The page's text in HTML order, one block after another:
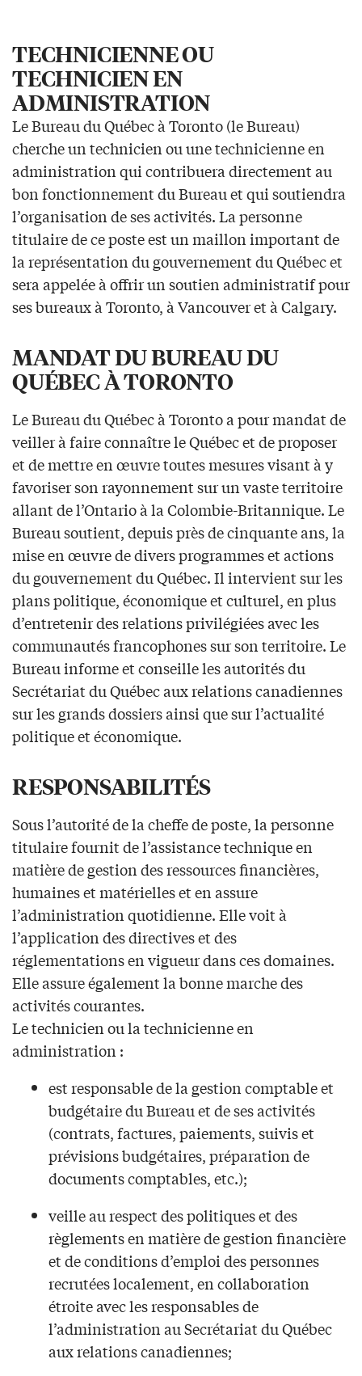
TECHNICIENNE OU
TECHNICIEN EN
ADMINISTRATION
Le Bureau du Québec à Toronto (le Bureau)
cherche un technicien ou une technicienne en
administration qui contribuera directement au
bon fonctionnement du Bureau et qui soutiendra
l’organisation de ses activités. La personne
titulaire de ce poste est un maillon important de
la représentation du gouvernement du Québec et
sera appelée à offrir un soutien administratif pour
ses bureaux à Toronto, à Vancouver et à Calgary.
MANDAT DU BUREAU DU
QUÉBEC À TORONTO
Le Bureau du Québec à Toronto a pour mandat de
veiller à faire connaître le Québec et de proposer
et de mettre en œuvre toutes mesures visant à y
favoriser son rayonnement sur un vaste territoire
allant de l’Ontario à la Colombie-Britannique. Le
Bureau soutient, depuis près de cinquante ans, la
mise en œuvre de divers programmes et actions
du gouvernement du Québec. Il intervient sur les
plans politique, économique et culturel, en plus
d’entretenir des relations privilégiées avec les
communautés francophones sur son territoire. Le
Bureau informe et conseille les autorités du
Secrétariat du Québec aux relations canadiennes
sur les grands dossiers ainsi que sur l’actualité
politique et économique.
RESPONSABILITÉS
Sous l’autorité de la cheffe de poste, la personne
titulaire fournit de l’assistance technique en
matière de gestion des ressources financières,
humaines et matérielles et en assure
l’administration quotidienne. Elle voit à
l’application des directives et des
réglementations en vigueur dans ces domaines.
Elle assure également la bonne marche des
activités courantes.
Le technicien ou la technicienne en
administration :
est responsable de la gestion comptable et
budgétaire du Bureau et de ses activités
(contrats, factures, paiements, suivis et
prévisions budgétaires, préparation de
documents comptables, etc.);
veille au respect des politiques et des
règlements en matière de gestion financière
et de conditions d’emploi des personnes
recrutées localement, en collaboration
étroite avec les responsables de
l’administration au Secrétariat du Québec
aux relations canadiennes;